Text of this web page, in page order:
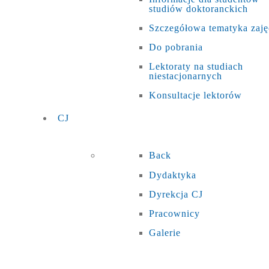
studiów doktoranckich
Szczegółowa tematyka
Do pobrania
Lektoraty na studiach
niestacjonarnych
Konsultacje lektorów
CJ
Back
Dydaktyka
Dyrekcja CJ
Pracownicy
Galerie